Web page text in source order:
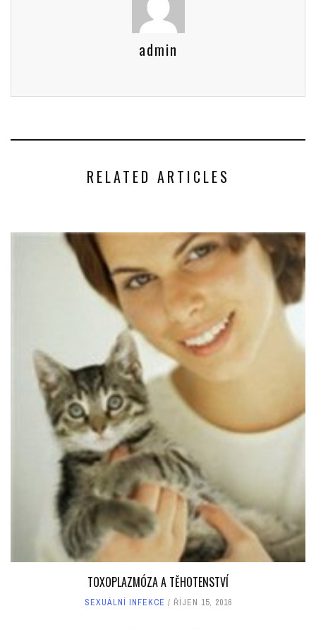
admin
RELATED ARTICLES
TOXOPLAZMÓZA A TĚHOTENSTVÍ
SEXUÁLNÍ INFEKCE ŘÍJEN 15, 2016